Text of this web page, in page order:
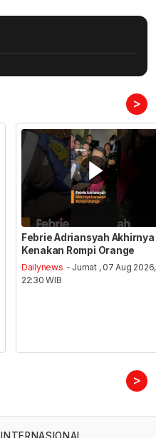
>
Febrie Adriansyah Akhirnya
Kenakan Rompi Orange
Dailynews - Jumat , 07 Aug 2026,
22:30 WIB
>